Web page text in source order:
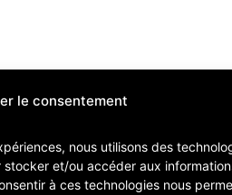
le consentement
nous utilisons des
stocker et/ou accéder aux
à ces technologies nous